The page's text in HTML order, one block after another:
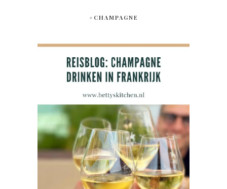
#CHAMPAGNE